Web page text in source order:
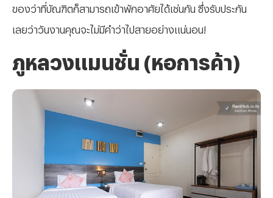
ของว่าที่บัณฑิตก็สามารถเข้าพักอาศัยได้เช่นกัน ซึ่งรับประกัน
เลยว่าวันงานคุณจะไม่มีคำว่าไปสายอย่างแน่นอน!
ภูหลวงแมนชั่น (หอการค้า)